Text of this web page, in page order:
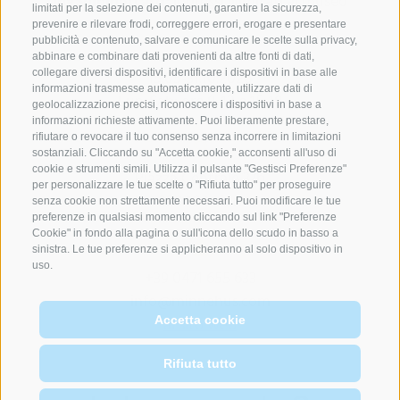
limitati per la selezione dei contenuti, garantire la sicurezza,
prevenire e rilevare frodi, correggere errori, erogare e presentare
pubblicità e contenuto, salvare e comunicare le scelte sulla privacy,
abbinare e combinare dati provenienti da altre fonti di dati,
collegare diversi dispositivi, identificare i dispositivi in base alle
informazioni trasmesse automaticamente, utilizzare dati di
geolocalizzazione precisi, riconoscere i dispositivi in base a
informazioni richieste attivamente. Puoi liberamente prestare,
rifiutare o revocare il tuo consenso senza incorrere in limitazioni
sostanziali. Cliccando su "Accetta cookie," acconsenti all'uso di
cookie e strumenti simili. Utilizza il pulsante "Gestisci Preferenze"
per personalizzare le tue scelte o "Rifiuta tutto" per proseguire
senza cookie non strettamente necessari. Puoi modificare le tue
preferenze in qualsiasi momento cliccando sul link "Preferenze
Cookie" in fondo alla pagina o sull'icona dello scudo in basso a
sinistra. Le tue preferenze si applicheranno al solo dispositivo in
uso.
Accetta cookie
Rifiuta tutto
15.05-31.10.2026
Lun-Sab: ore 8-12 e 15-18
Piazza Centrale 3/b
39040 Laion
info@minnehus.com
al sito web